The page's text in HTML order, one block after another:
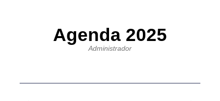
Agenda 2025
Administrador
Ant